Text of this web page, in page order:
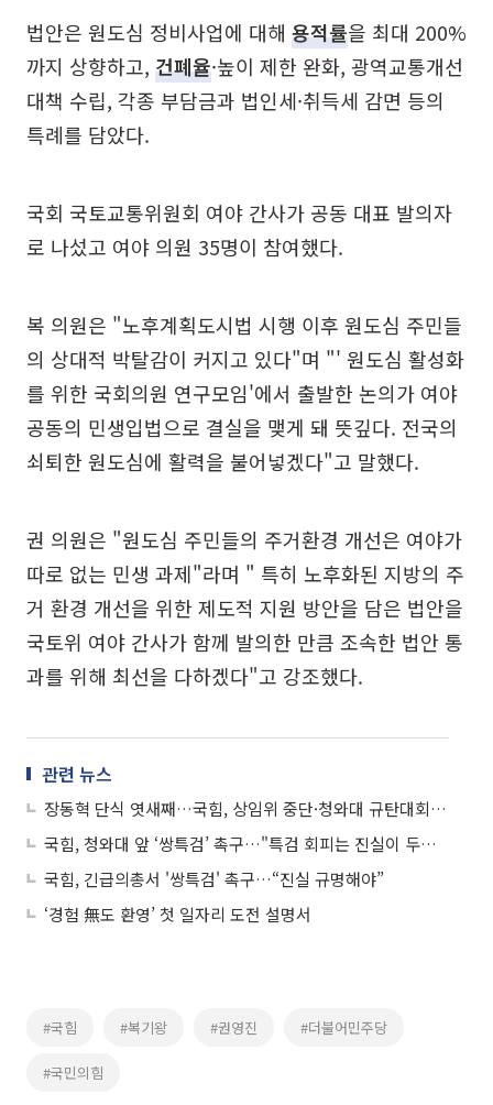
법안은 원도심 정비사업에 대해 용적률을 최대 200%
까지 상향하고, 건폐율·높이 제한 완화, 광역교통개선
대책 수립, 각종 부담금과 법인세·취득세 감면 등의
특례를 담았다.
국회 국토교통위원회 여야 간사가 공동 대표 발의자
로 나섰고 여야 의원 35명이 참여했다.
복 의원은 "노후계획도시법 시행 이후 원도심 주민들
의 상대적 박탈감이 커지고 있다"며 "' 원도심 활성화
를 위한 국회의원 연구모임'에서 출발한 논의가 여야
공동의 민생입법으로 결실을 맺게 돼 뜻깊다. 전국의
쇠퇴한 원도심에 활력을 불어넣겠다"고 말했다.
권 의원은 "원도심 주민들의 주거환경 개선은 여야가
따로 없는 민생 과제"라며 " 특히 노후화된 지방의 주
거 환경 개선을 위한 제도적 지원 방안을 담은 법안을
국토위 여야 간사가 함께 발의한 만큼 조속한 법안 통
과를 위해 최선을 다하겠다"고 강조했다.
관련 뉴스
장동혁 단식 엿새째…국힘, 상임위 중단·청와대 규탄대회로 총력전
국힘, 청와대 앞 ‘쌍특검’ 촉구…"특검 회피는 진실이 두렵기 때문"
국힘, 긴급의총서 '쌍특검' 촉구…“진실 규명해야”
‘경험 無도 환영’ 첫 일자리 도전 설명서
#국힘 #복기왕 #권영진 #더불어민주당
#국민의힘